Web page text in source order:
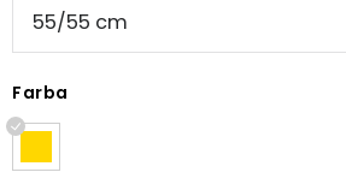
ZNAČKY
Obchodné podmienky
Podmienky ochrany osobných údajov
Spôsoby platby
Farba